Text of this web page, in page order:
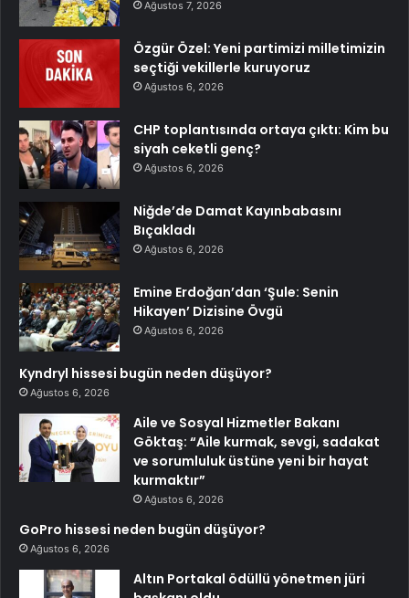
Ağustos 7, 2026
Özgür Özel: Yeni partimizi milletimizin
seçtiği vekillerle kuruyoruz
Ağustos 6, 2026
CHP toplantısında ortaya çıktı: Kim bu
siyah ceketli genç?
Ağustos 6, 2026
Niğde’de Damat Kayınbabasını
Bıçakladı
Ağustos 6, 2026
Emine Erdoğan’dan ‘Şule: Senin
Hikayen’ Dizisine Övgü
Ağustos 6, 2026
Kyndryl hissesi bugün neden düşüyor?
Ağustos 6, 2026
Aile ve Sosyal Hizmetler Bakanı
Göktaş: “Aile kurmak, sevgi, sadakat
ve sorumluluk üstüne yeni bir hayat
kurmaktır”
Ağustos 6, 2026
GoPro hissesi neden bugün düşüyor?
Ağustos 6, 2026
Altın Portakal ödüllü yönetmen jüri